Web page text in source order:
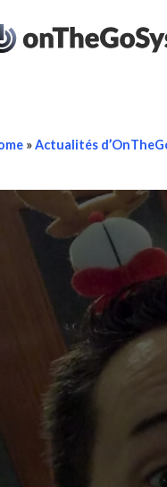
»Actualités